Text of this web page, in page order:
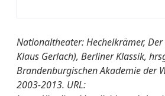
Friedrich
Quelle: ThZ SBBPK
weitere
Informationen:
Zum
von A-Z:
Komische
mit Tänzen.
Friedrich
Ort der
Aufführung::
NT S1
Nationaltheater: Hechelkrämer,
Klaus Gerlach), Berliner Klassik,
Brandenburgischen Akademie der
2003-2013. URL: